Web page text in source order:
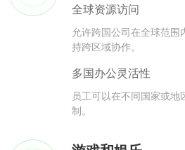
全球资源访问
允许跨国公司在全球范
持跨区域协作。
多国办公灵活性
员工可以在不同国家或地
制。